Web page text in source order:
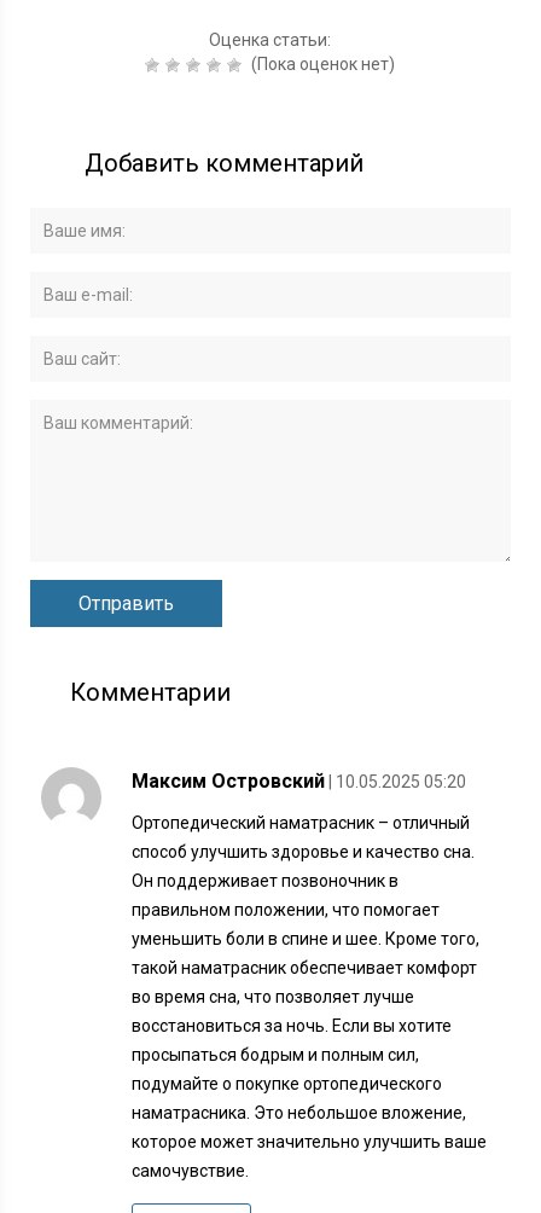
Оценка статьи:
(Пока оценок нет)
Добавить комментарий
Комментарии
Максим Островский | 10.05.2025 05:20
Ортопедический наматрасник – отличный
способ улучшить здоровье и качество сна.
Он поддерживает позвоночник в
правильном положении, что помогает
уменьшить боли в спине и шее. Кроме того,
такой наматрасник обеспечивает комфорт
во время сна, что позволяет лучше
восстановиться за ночь. Если вы хотите
просыпаться бодрым и полным сил,
подумайте о покупке ортопедического
наматрасника. Это небольшое вложение,
которое может значительно улучшить ваше
самочувствие.